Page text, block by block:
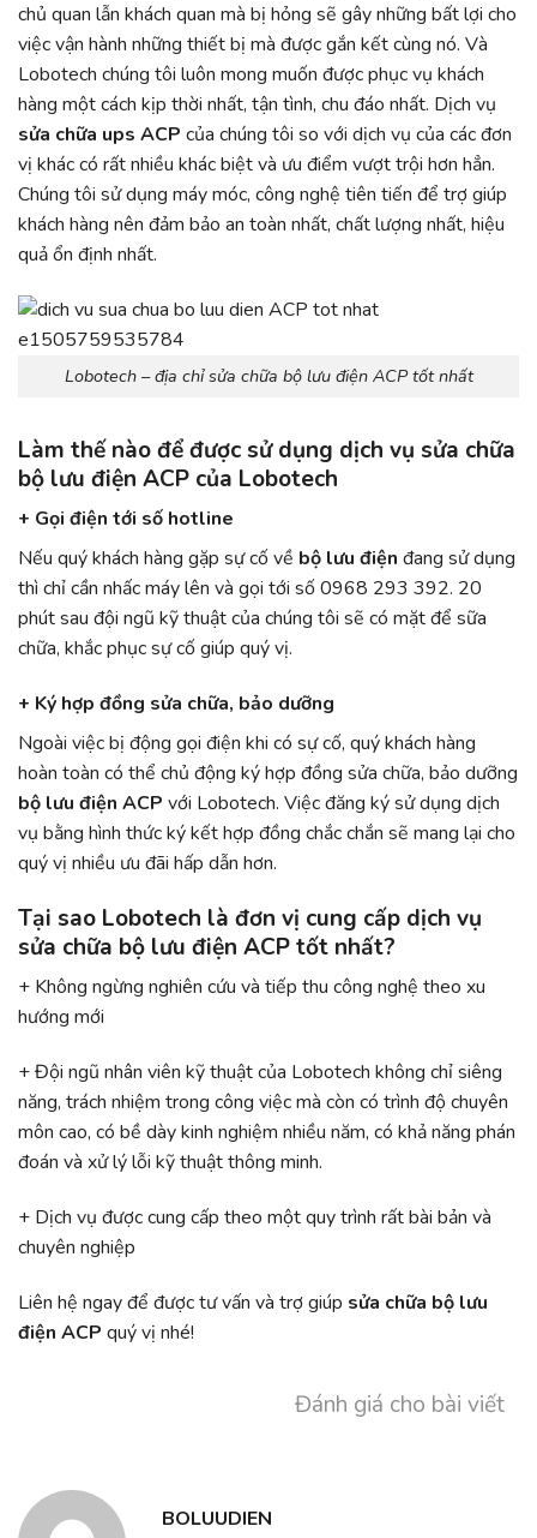
chủ quan lẫn khách quan mà bị hỏng sẽ gây những bất lợi cho
việc vận hành những thiết bị mà được gắn kết cùng nó. Và
Lobotech chúng tôi luôn mong muốn được phục vụ khách
hàng một cách kịp thời nhất, tận tình, chu đáo nhất. Dịch vụ
sửa chữa ups ACP của chúng tôi so với dịch vụ của các đơn
vị khác có rất nhiều khác biệt và ưu điểm vượt trội hơn hẳn.
Chúng tôi sử dụng máy móc, công nghệ tiên tiến để trợ giúp
khách hàng nên đảm bảo an toàn nhất, chất lượng nhất, hiệu
quả ổn định nhất.
Lobotech – địa chỉ sửa chữa bộ lưu điện ACP tốt nhất
Làm thế nào để được sử dụng dịch vụ sửa chữa
bộ lưu điện ACP của Lobotech
+ Gọi điện tới số hotline
Nếu quý khách hàng gặp sự cố về bộ lưu điện đang sử dụng
thì chỉ cần nhấc máy lên và gọi tới số 0968 293 392. 20
phút sau đội ngũ kỹ thuật của chúng tôi sẽ có mặt để sữa
chữa, khắc phục sự cố giúp quý vị.
+ Ký hợp đồng sửa chữa, bảo dưỡng
Ngoài việc bị động gọi điện khi có sự cố, quý khách hàng
hoàn toàn có thể chủ động ký hợp đồng sửa chữa, bảo dưỡng
bộ lưu điện ACP với Lobotech. Việc đăng ký sử dụng dịch
vụ bằng hình thức ký kết hợp đồng chắc chắn sẽ mang lại cho
quý vị nhiều ưu đãi hấp dẫn hơn.
Tại sao Lobotech là đơn vị cung cấp dịch vụ
sửa chữa bộ lưu điện ACP tốt nhất?
+ Không ngừng nghiên cứu và tiếp thu công nghệ theo xu
hướng mới
+ Đội ngũ nhân viên kỹ thuật của Lobotech không chỉ siêng
năng, trách nhiệm trong công việc mà còn có trình độ chuyên
môn cao, có bề dày kinh nghiệm nhiều năm, có khả năng phán
đoán và xử lý lỗi kỹ thuật thông minh.
+ Dịch vụ được cung cấp theo một quy trình rất bài bản và
chuyên nghiệp
Liên hệ ngay để được tư vấn và trợ giúp sửa chữa bộ lưu
điện ACP quý vị nhé!
Đánh giá cho bài viết
BOLUUDIEN